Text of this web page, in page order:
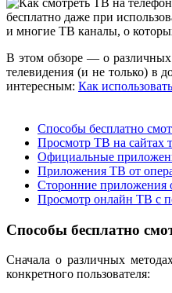
бесплатно даже при
и многие ТВ каналы, о
В этом обзоре — о различных
телевидения (и не только) в
интересным: Как
Способы бесплатно
Просмотр ТВ на сайтах
Официальные
Приложения ТВ от
Сторонние приложения
Просмотр онлайн ТВ с
Способы бесплатно
Сначала о различных
конкретного пользователя: